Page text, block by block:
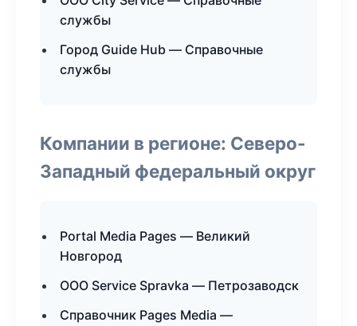
службы
Город Guide Hub — Справочные
службы
Компании в регионе: Северо-
Западный федеральный округ
Portal Media Pages — Великий
Новгород
ООО Service Spravka — Петрозаводск
Справочник Pages Media —